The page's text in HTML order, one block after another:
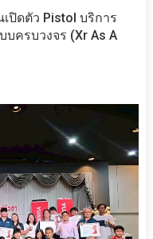
ปิดตัว Pistol บริการ
บครบวงจร (Xr As A